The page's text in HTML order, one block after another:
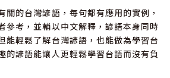
關的台灣諺語，每句都有應用的實例，
參考，並輔以中文解釋，諺語本身同時
能輕鬆了解台灣諺語，也能做為學習台
的諺語能讓人更輕鬆學習台語而沒有負